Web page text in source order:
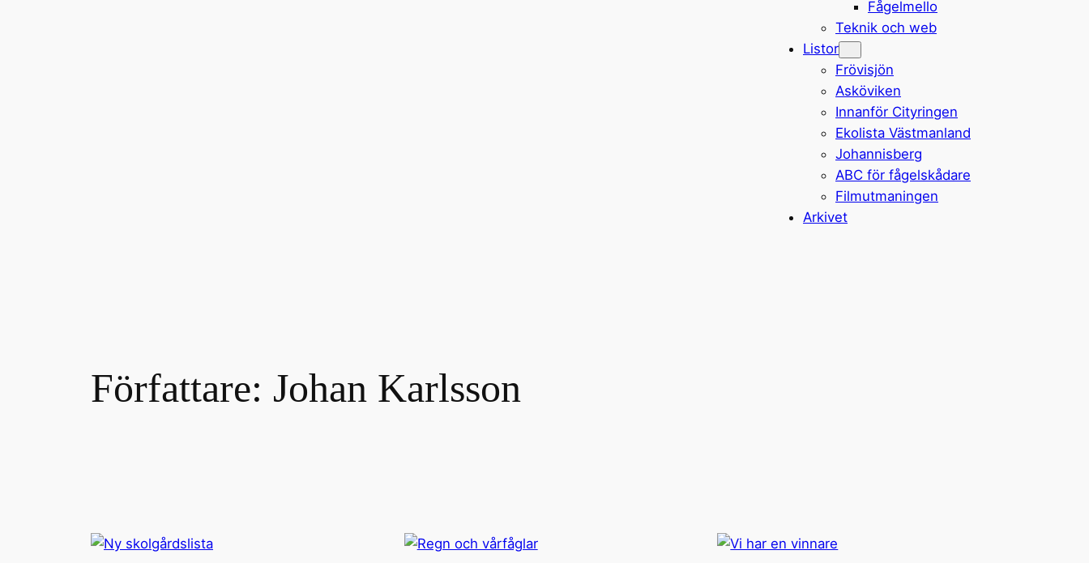
Fågelmello
Teknik och web
Listor
Frövisjön
Asköviken
Innanför Cityringen
Ekolista Västmanland
Johannisberg
ABC för fågelskådare
Filmutmaningen
Arkivet
Författare: Johan Karlsson